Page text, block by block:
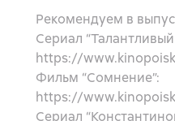
Рекомендуем в
Сериал
https://
Фильм “Сомнение”:
https://
Сериал